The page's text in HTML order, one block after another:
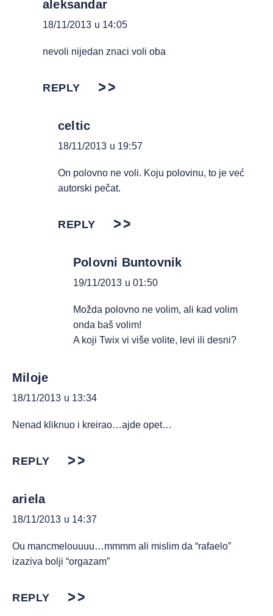
aleksandar
18/11/2013 u 14:05
nevoli nijedan znaci voli oba
REPLY
celtic
18/11/2013 u 19:57
On polovno ne voli. Koju polovinu, to je već
autorski pečat.
REPLY
Polovni Buntovnik
19/11/2013 u 01:50
Možda polovno ne volim, ali kad volim
onda baš volim!
A koji Twix vi više volite, levi ili desni?
Miloje
18/11/2013 u 13:34
Nenad kliknuo i kreirao…ajde opet…
REPLY
ariela
18/11/2013 u 14:37
Ou mancmelouuuu…mmmm ali mislim da “rafaelo”
izaziva bolji “orgazam”
REPLY